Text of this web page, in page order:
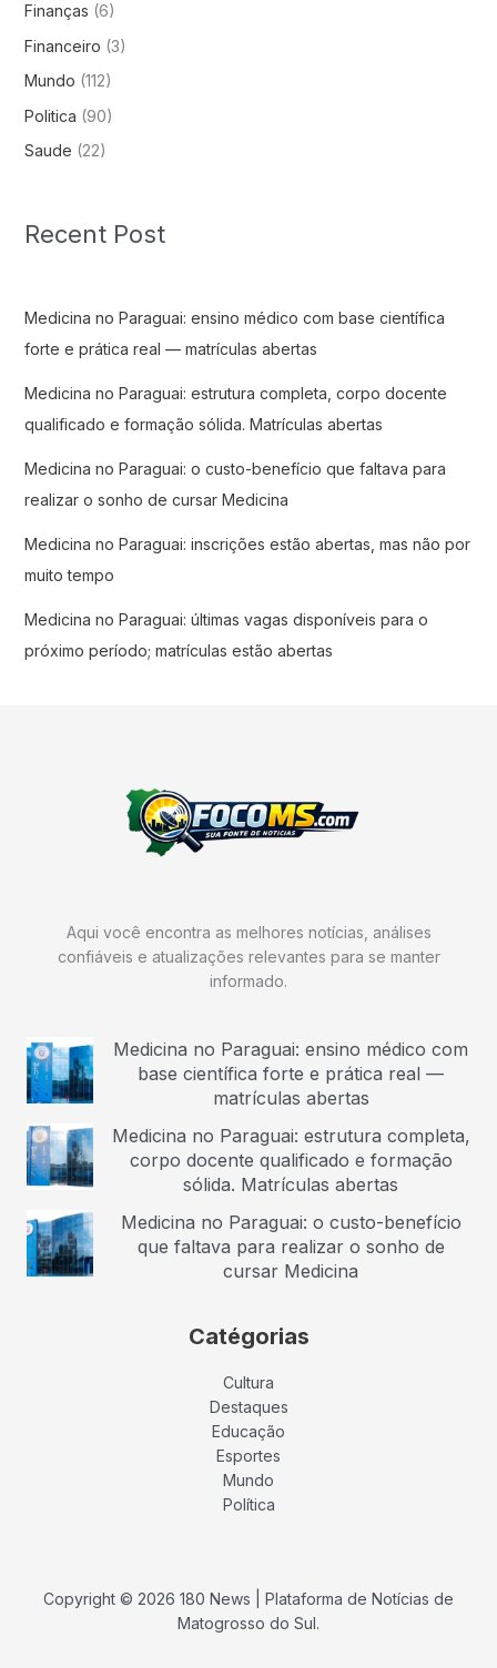
Finanças (6)
Financeiro (3)
Mundo (112)
Politica (90)
Saude (22)
Recent Post
Medicina no Paraguai: ensino médico com base científica
forte e prática real — matrículas abertas
Medicina no Paraguai: estrutura completa, corpo docente
qualificado e formação sólida. Matrículas abertas
Medicina no Paraguai: o custo-benefício que faltava para
realizar o sonho de cursar Medicina
Medicina no Paraguai: inscrições estão abertas, mas não por
muito tempo
Medicina no Paraguai: últimas vagas disponíveis para o
próximo período; matrículas estão abertas
Aqui você encontra as melhores notícias, análises
confiáveis e atualizações relevantes para se manter
informado.
Medicina no Paraguai: ensino médico com
base científica forte e prática real —
matrículas abertas
Medicina no Paraguai: estrutura completa,
corpo docente qualificado e formação
sólida. Matrículas abertas
Medicina no Paraguai: o custo-benefício
que faltava para realizar o sonho de
cursar Medicina
Catégorias
Cultura
Destaques
Educação
Esportes
Mundo
Política
Copyright © 2026 180 News | Plataforma de Notícias de
Matogrosso do Sul.